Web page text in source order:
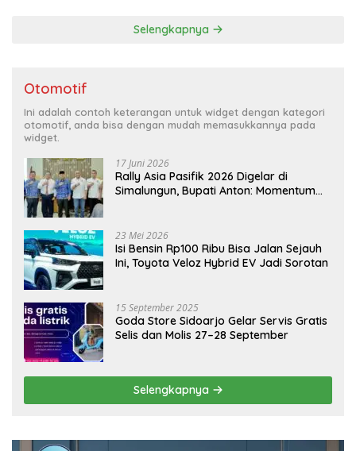
Selengkapnya
Otomotif
Ini adalah contoh keterangan untuk widget dengan kategori
otomotif, anda bisa dengan mudah memasukkannya pada
widget.
17 Juni 2026
Rally Asia Pasifik 2026 Digelar di
Simalungun, Bupati Anton: Momentum
23 Mei 2026
Isi Bensin Rp100 Ribu Bisa Jalan Sejauh
Ini, Toyota Veloz Hybrid EV Jadi Sorotan
15 September 2025
Goda Store Sidoarjo Gelar Servis Gratis
Selis dan Molis 27–28 September
Selengkapnya